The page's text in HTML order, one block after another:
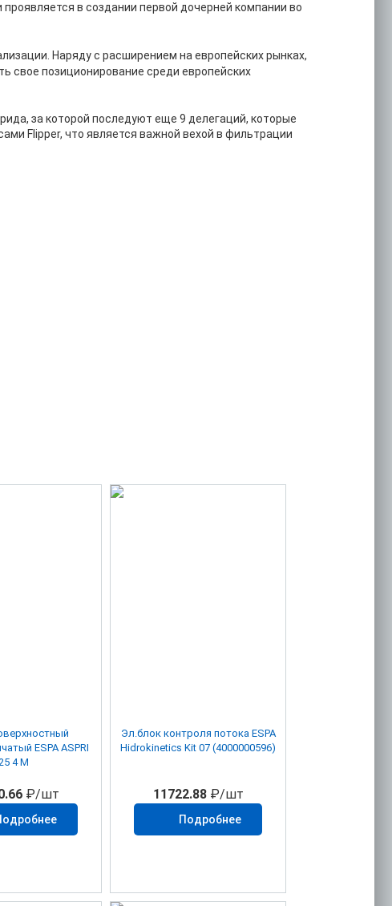
в создании первой дочерней компании во
Наряду с расширением на европейских рынках,
свое позиционирование среди европейских
за которой последуют еще 9 делегаций, которые
Flipper, что является важной вехой в фильтрации
ESPA ASPRI
25 4 М
₽/шт
Эл.блок контроля потока ESPA
Hidrokinetics Kit 07 (4000000596)
11722.88₽/шт
Подробнее